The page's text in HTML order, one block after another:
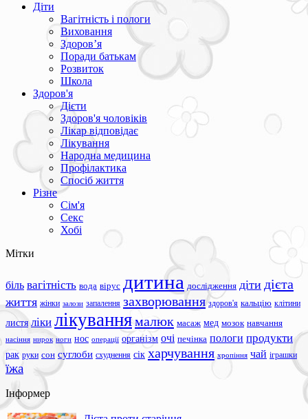
Діти
Вагітність і пологи
Виховання
Здоров’я
Поради батькам
Розвиток
Школа
Здоров'я
Дієти
Здоров'я чоловіків
Лікар відповідає
Лікування
Народна медицина
Профілактика
Спосіб життя
Різне
Сім'я
Секс
Хобі
Мітки
біль вагітність вода вірус дитина дослідження діти дієта
життя жінки залози запалення захворювання здоров'я кальцію клітини
листя ліки лікуваннямалюк масаж мед мозок навчання
насіння нирок ноги нос операції організм очі печінка пологи продукти
рак руки сон суглоби схуднення сік харчування хропіння чай іграшки
їжа
Інформер